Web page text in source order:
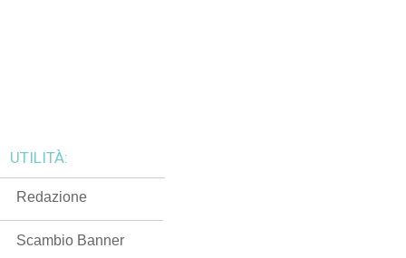
UTILITÀ:
Redazione
Scambio Banner